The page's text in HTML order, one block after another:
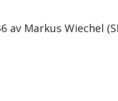
av Markus Wiechel